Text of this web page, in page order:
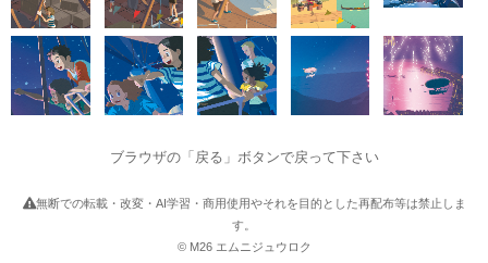
ブラウザの「戻る」ボタンで戻って下さい
無断での転載・改変・AI学習・商用使用やそれを目的とした再配布等は禁止しま
す。
© M26 エムニジュウロク